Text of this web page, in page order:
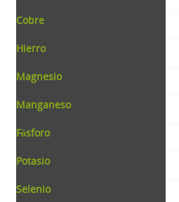
Cobre
Hierro
Magnesio
Manganeso
Fósforo
Potasio
Selenio